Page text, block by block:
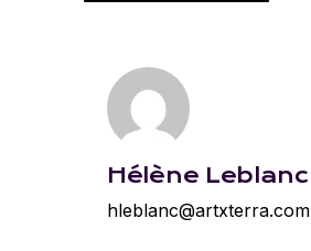
Hélène Leblanc
hleblanc@artxterra.com